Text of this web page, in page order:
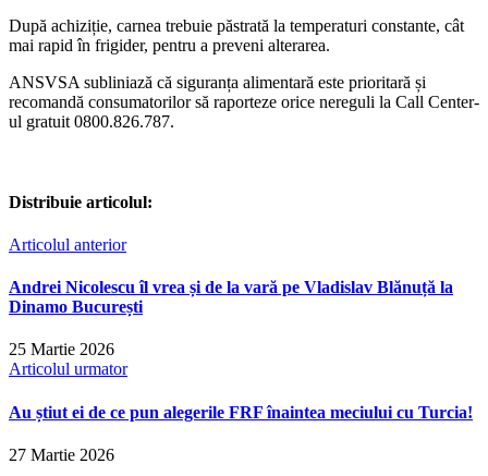
După achiziție, carnea trebuie păstrată la temperaturi constante, cât
mai rapid în frigider, pentru a preveni alterarea.
ANSVSA subliniază că siguranța alimentară este prioritară și
recomandă consumatorilor să raporteze orice nereguli la Call Center-
ul gratuit 0800.826.787.
Distribuie articolul:
Articolul anterior
Andrei Nicolescu îl vrea și de la vară pe Vladislav Blănuță la
Dinamo București
25 Martie 2026
Articolul urmator
Au știut ei de ce pun alegerile FRF înaintea meciului cu Turcia!
27 Martie 2026